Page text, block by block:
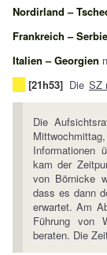
Nordirland –
Frankreich –
Italien – Georgien
[21h53] Die SZ
Die
Informationen
kam der
von Börnicke
dass es dann
erwartet. Am
Führung von
beraten. Die